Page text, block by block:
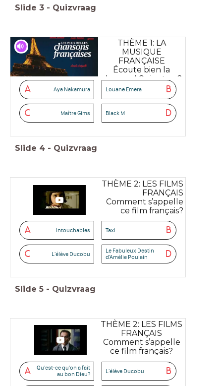
Slide 3 - Quizvraag
THÈME 1: LA
MUSIQUE
FRANÇAISE
Écoute bien la
chanson! Qui est-ce?
A Aya Nakamura B
Louane Emera
C Maître Gims D
Black M
Slide 4 - Quizvraag
THÈME 2: LES FILMS
FRANÇAIS
Comment s’appelle
ce film français?
A Intouchables B
Taxi
C L'élève Ducobu D
Le Fabuleux Destin
d'Amélie Poulain
Slide 5 - Quizvraag
THÈME 2: LES FILMS
FRANÇAIS
Comment s’appelle
ce film français?
A
Qu'est-ce qu'on a fait
au bon Dieu?
B
L'élève Ducobu